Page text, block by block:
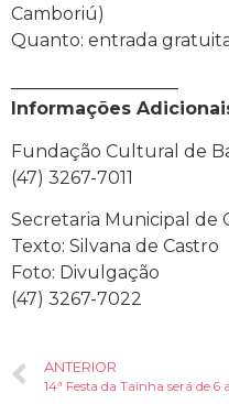
Camboriú)
Quanto: entrada
Informações
Fundação Cultural de
(47) 3267-7011
Secretaria Municipal de
Texto: Silvana de Castro
Foto: Divulgação
(47) 3267-7022
ANTERIOR